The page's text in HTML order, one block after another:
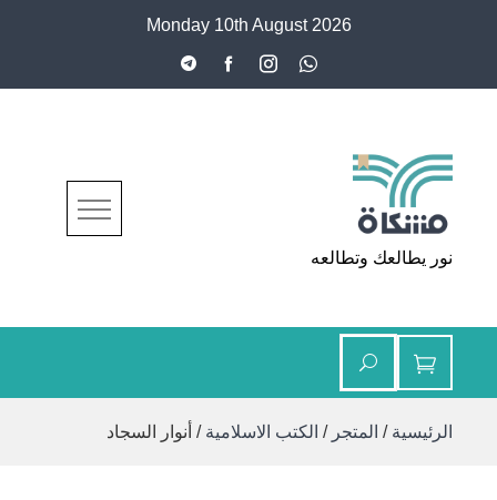
Monday 10th August 2026
مشكاة
نور يطالعك وتطالعه
الرئيسية / المتجر / الكتب الاسلامية / أنوار السجاد